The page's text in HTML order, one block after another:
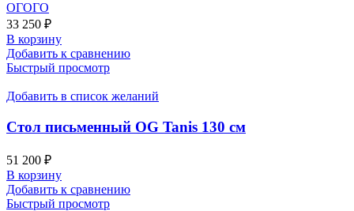
ОГОГО
33 250 ₽
В корзину
Добавить к сравнению
Быстрый просмотр
Добавить в список желаний
Стол письменный OG Tanis 130 см
51 200 ₽
В корзину
Добавить к сравнению
Быстрый просмотр